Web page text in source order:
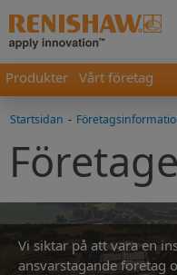
Produkter Vårt företag
Startsidan -
Vi siktar på att vara en
ansvarstagande företag